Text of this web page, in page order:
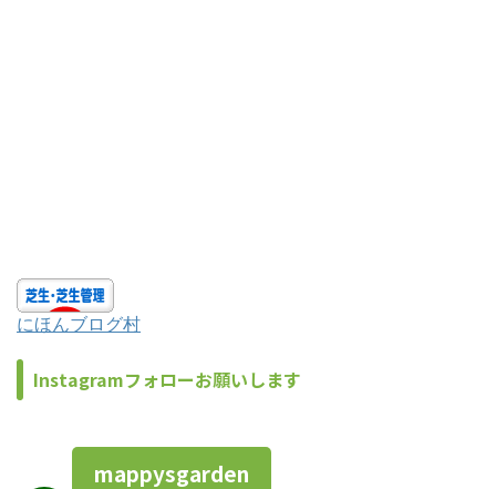
にほんブログ村
Instagramフォローお願いします
mappysgarden